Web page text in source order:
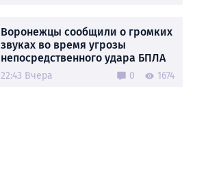
Воронежцы сообщили о громких
звуках во время угрозы
непосредственного удара БПЛА
22:43 Вчера 0 1674